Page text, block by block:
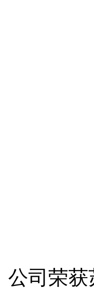
司荣